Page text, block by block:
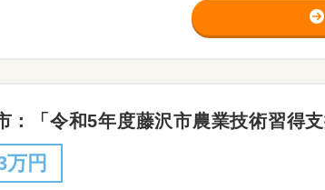
：「令和5年度藤沢市農業技術習得
万円